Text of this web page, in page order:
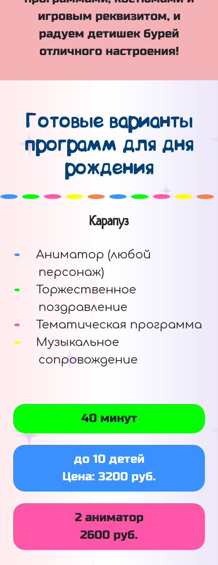
игровым реквизитом, и
радуем детишек бурей
отличного настроения!
Готовые варианты
программ для дня
рождения
Карапуз
Аниматор (любой
персонаж)
Торжественное
поздравление
Тематическая программа
Музыкальное
сопровождение
40 минут
до 10 детей
Цена: 3200 руб.
2 аниматор
2600 руб.